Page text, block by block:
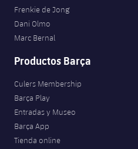
Frenkie de Jong
Dani Olmo
Marc Bernal
Productos Barça
Culers Membership
Barça Play
Entradas y Museo
Barça App
Tienda online